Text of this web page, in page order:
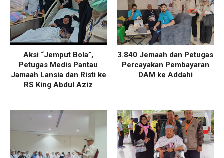
Aksi “Jemput Bola”,
Petugas Medis Pantau
Jamaah Lansia dan Risti ke
RS King Abdul Aziz
3.840 Jemaah dan Petugas
Percayakan Pembayaran
DAM ke Addahi